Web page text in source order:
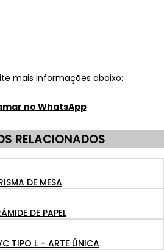
mais informações abaixo:
no WhatsApp
RELACIONADOS
DE MESA
DE PAPEL
TIPO L – ARTE ÚNICA